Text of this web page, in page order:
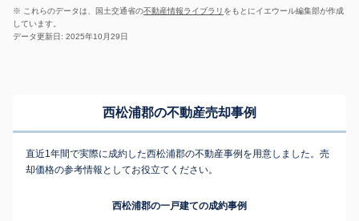
※ これらのデータは、国土交通省の不動産情報ライブラリ をもとにイエウール編集部が作成
しています。
データ更新日: 2025年10月29日
西松浦郡の不動産売却事例
直近1年間で実際に成約した西松浦郡の不動産事例を用意しました。売
却価格の参考情報としてお役立てください。
西松浦郡の一戸建ての成約事例